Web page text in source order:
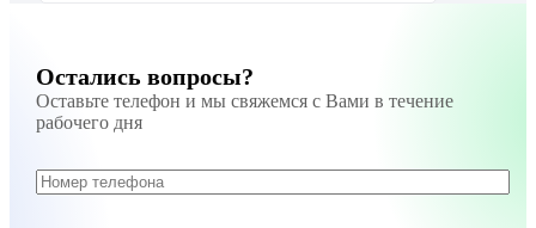
Остались вопросы?
Оставьте телефон и мы свяжемся с Вами в течение
рабочего дня